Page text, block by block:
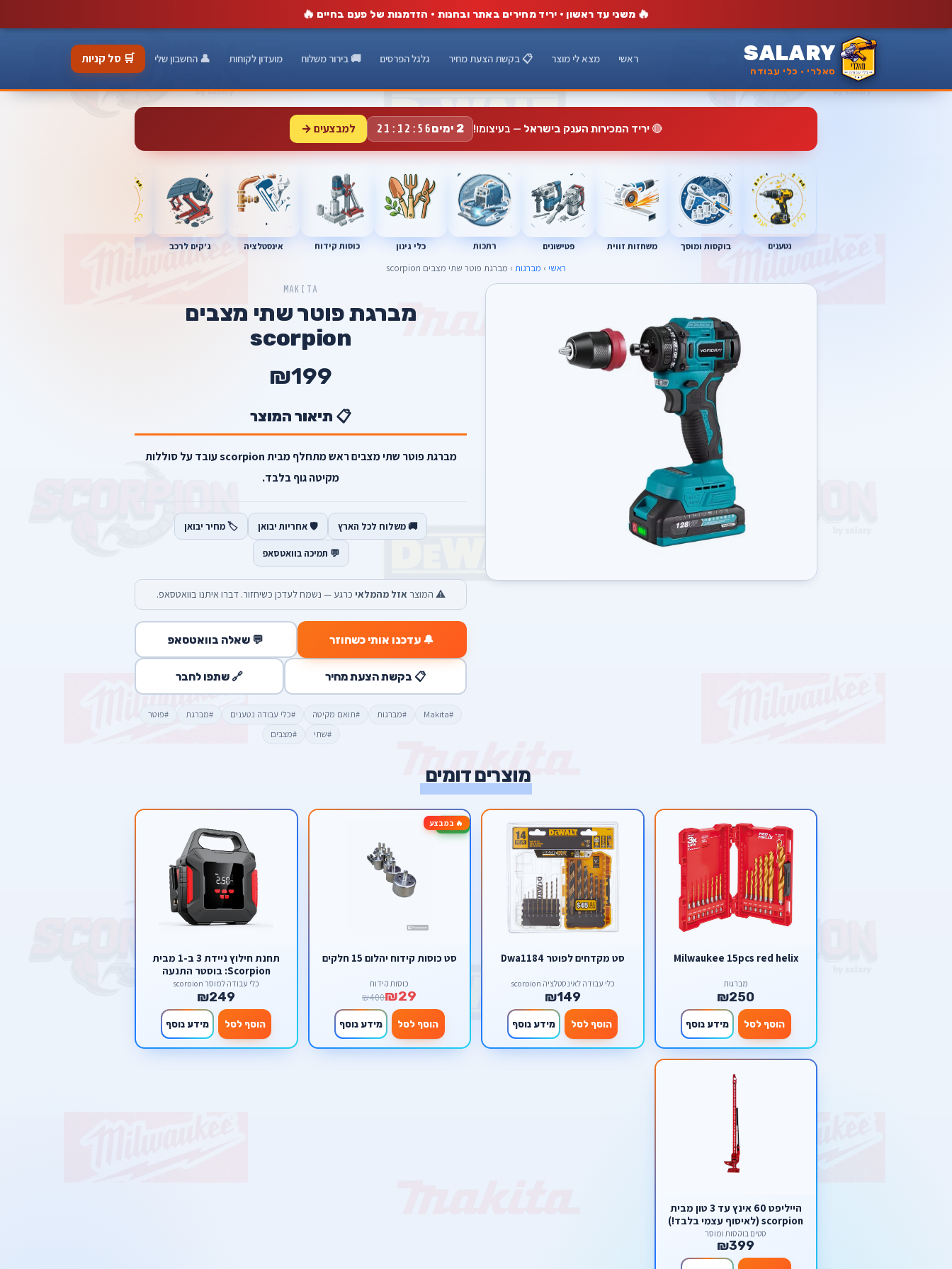
🔥 משני עד ראשון · יריד מחירים באתר ובחנות · הזדמנות של פעם בחיים 🔥
SALARY
סאלרי · כלי עבודה
ראשי מצא לי מוצר 📋 בקשת הצעת מחיר גלגל הפרסים 🚚 בירור משלוח מועדון לקוחות 👤 החשבון שלי 🛒 סל קניות
🔴יריד המכירות הענק בישראל — בעיצומו! 2 ימים 21:12:55 למבצעים →
נטענים בוקסות ומוסך משחזות זווית פטישונים רתכות כלי גינון כוסות קידוח אינסטלציה ג'קים לרכב
ראשי › מברגות › מברגת פוטר שתי מצבים scorpion
MAKITA
מברגת פוטר שתי מצבים
scorpion
₪199
📋 תיאור המוצר
מברגת פוטר שתי מצבים ראש מתחלף מבית scorpion עובד על סוללות
מקיטה גוף בלבד.
🚚 משלוח לכל הארץ 🛡️ אחריות יבואן 🏷️ מחיר יבואן
💬 תמיכה בוואטסאפ
⚠️ המוצר אזל מהמלאי כרגע — נשמח לעדכן כשיחזור. דברו איתנו בוואטסאפ.
🔔 עדכנו אותי כשחוזר 💬 שאלה בוואטסאפ
📋 בקשת הצעת מחיר 🔗 שתפו לחבר
#Makita #מברגות #תואם מקיטה #כלי עבודה נטענים #מברגת
#פוטר
#שתי
#מצבים
מוצרים דומים
Milwaukee 15pcs red helix
מברגות
₪250
הוסף לסל מידע נוסף
סט מקדחים לפוטר Dwa1184
כלי עבודה לאינסטלציה scorpion
₪149
הוסף לסל מידע נוסף
🔥 במבצע-93%
סט כוסות קידוח יהלום 15 חלקים
כוסות קידוח
₪29
₪400
הוסף לסל מידע נוסף
תחנת חילוץ ניידת 3 ב-1 מבית
Scorpion: בוסטר התנעה
1800A, קומפרסור אוויר דיגיטלי,
סוללת גיבוי ופנס (39800mAh)
כלי עבודה למוסך scorpion
₪249
הוסף לסל מידע נוסף
הייליפט 60 אינץ עד 3 טון מבית
scorpion (לאיסוף עצמי בלבד!)
סטים בוקסות ומוסך
₪399